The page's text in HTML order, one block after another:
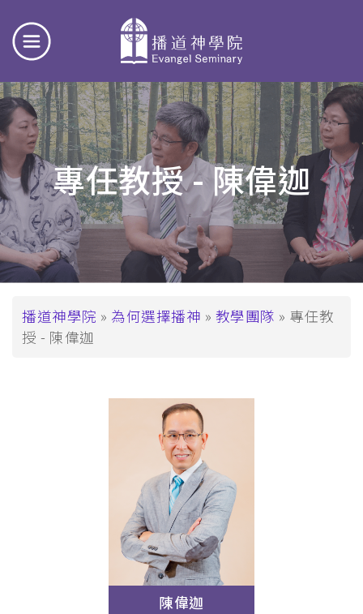
專任教授 - 陳偉迦
導
航
播道神學院 為何選擇播神 教學團隊
專任教
授 - 陳偉迦
陳偉迦